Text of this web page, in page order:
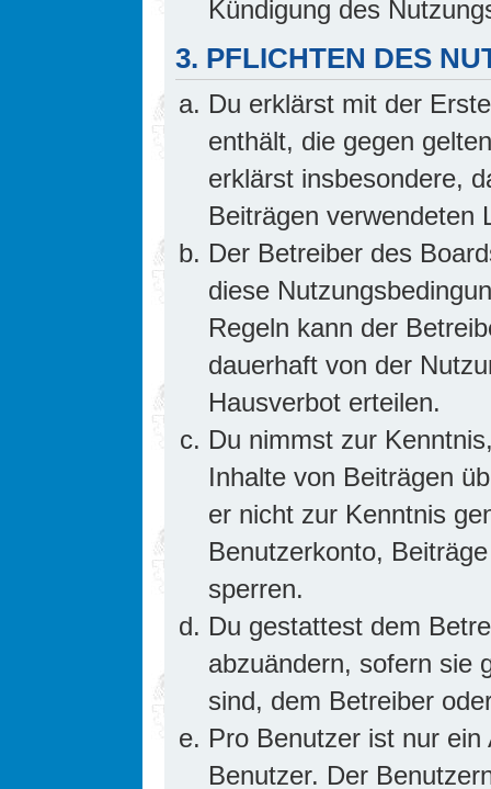
Kündigung des
3. PFLICHTEN DES
Du erklärst mit der
enthält, die gegen
erklärst insbesondere,
Beiträgen verwendeten
Der Betreiber des
diese
Regeln kann der
dauerhaft von der
Hausverbot erteilen.
Du nimmst zur
Inhalte von Beiträgen
er nicht zur Kenntnis
Benutzerkonto,
sperren.
Du gestattest dem
abzuändern, sofern sie
sind, dem Betreiber
Pro Benutzer ist nur
Benutzer. Der